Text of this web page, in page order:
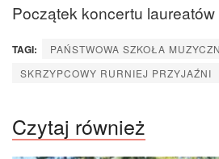
Początek koncertu
TAGI:
PAŃSTWOWA SZKOŁA
SKRZYPCOWY RURNIEJ PRZYJAŹNI
Czytaj również